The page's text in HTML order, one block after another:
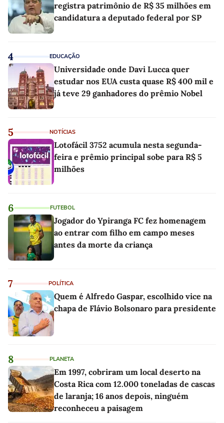
registra patrimônio de R$ 35 milhões em
candidatura a deputado federal por SP
4 EDUCAÇÃO
Universidade onde Davi Lucca quer
estudar nos EUA custa quase R$ 400 mil e
já teve 29 ganhadores do prêmio Nobel
5 NOTÍCIAS
Lotofácil 3752 acumula nesta segunda-
feira e prêmio principal sobe para R$ 5
milhões
6 FUTEBOL
Jogador do Ypiranga FC fez homenagem
ao entrar com filho em campo meses
antes da morte da criança
7 POLÍTICA
Quem é Alfredo Gaspar, escolhido vice na
chapa de Flávio Bolsonaro para presidente
8 PLANETA
Em 1997, cobriram um local deserto na
Costa Rica com 12.000 toneladas de cascas
de laranja; 16 anos depois, ninguém
reconheceu a paisagem